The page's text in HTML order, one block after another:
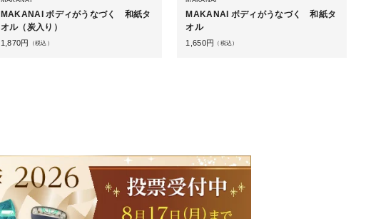
MAKANAI ボディがうなづく 和紙タ
オル（炭入り）
1,870円 （税込）
MAKANAI ボディがうなづく 和紙タ
オル
1,650円 （税込）